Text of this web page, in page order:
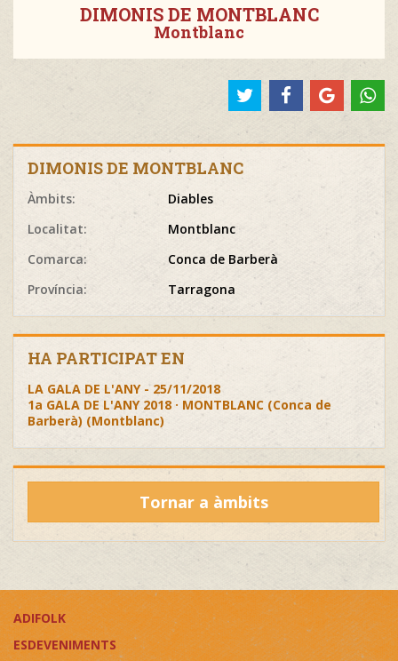
DIMONIS DE MONTBLANC
Montblanc
DIMONIS DE MONTBLANC
Àmbits:
Diables
Localitat:
Montblanc
Comarca:
Conca de Barberà
Província:
Tarragona
HA PARTICIPAT EN
LA GALA DE L'ANY - 25/11/2018
1a GALA DE L'ANY 2018 · MONTBLANC (Conca de
Barberà) (Montblanc)
Tornar a àmbits
ADIFOLK
ESDEVENIMENTS